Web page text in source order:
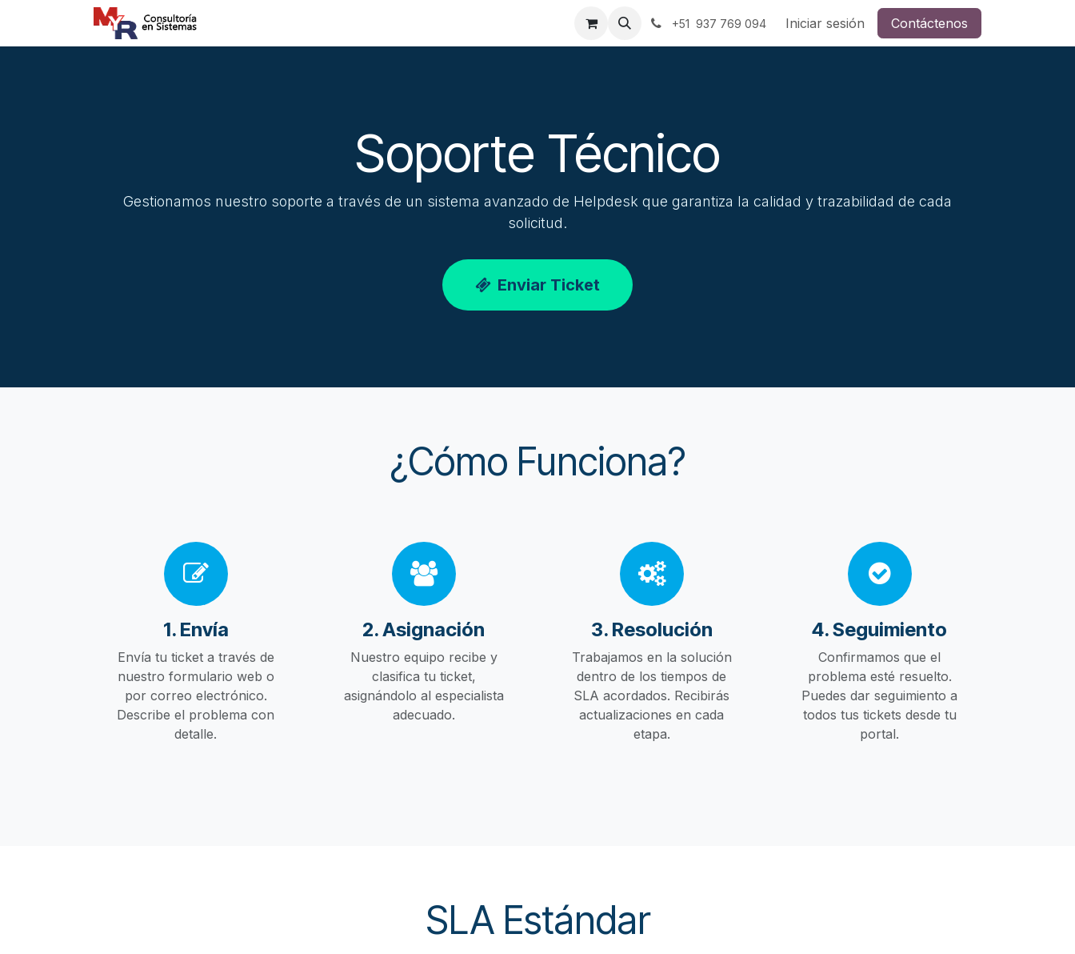
Agendamiento Oportunidades Soporte Contáctenos Ayuda
+51 937 769 094 Iniciar sesión Contáctenos
Soporte Técnico
Gestionamos nuestro soporte a través de un sistema avanzado de Helpdesk que garantiza la calidad y trazabilidad de cada
solicitud.
Enviar Ticket
¿Cómo Funciona?
1. Envía
Envía tu ticket a través de
nuestro formulario web o
por correo electrónico.
Describe el problema con
detalle.
2. Asignación
Nuestro equipo recibe y
clasifica tu ticket,
asignándolo al especialista
adecuado.
3. Resolución
Trabajamos en la solución
dentro de los tiempos de
SLA acordados. Recibirás
actualizaciones en cada
etapa.
4. Seguimiento
Confirmamos que el
problema esté resuelto.
Puedes dar seguimiento a
todos tus tickets desde tu
portal.
SLA Estándar